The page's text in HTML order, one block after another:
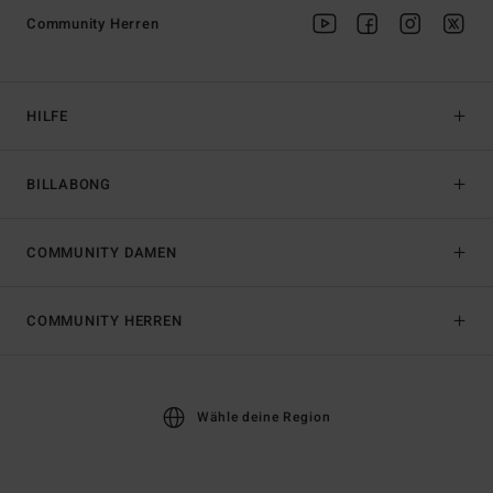
HILFE
BILLABONG
Community Herren
COMMUNITY DAMEN
COMMUNITY HERREN
Wähle deine Region